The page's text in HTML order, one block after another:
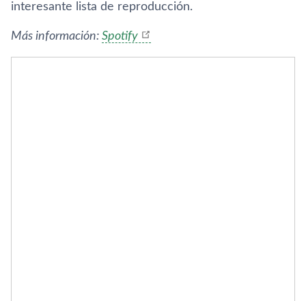
interesante lista de reproducción.
Más información: Spotify